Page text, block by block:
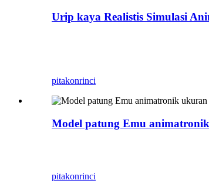
Urip kaya Realistis Simulasi
pitakonrinci
Model patung Emu
pitakonrinci